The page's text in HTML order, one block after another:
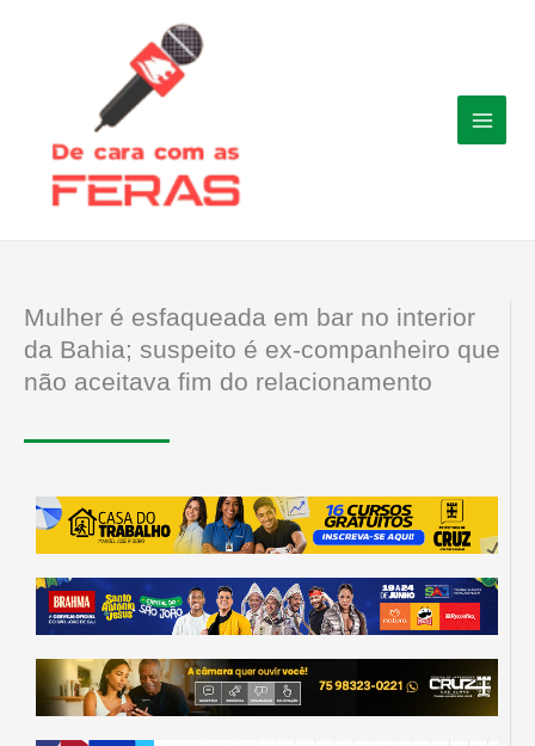
Mulher é esfaqueada em bar no interior
da Bahia; suspeito é ex-companheiro que
não aceitava fim do relacionamento